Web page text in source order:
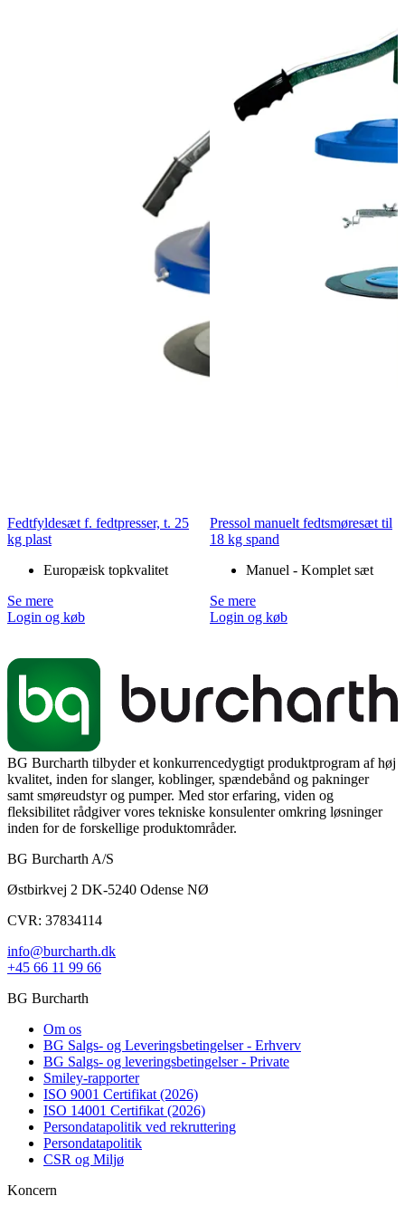
Fedtfyldesæt f. fedtpresser, t. 25
kg plast
Europæisk topkvalitet
Se mere
Login og køb
Pressol manuelt fedtsmøresæt til
18 kg spand
Manuel - Komplet sæt
Se mere
Login og køb
BG Burcharth tilbyder et konkurrencedygtigt produktprogram af høj
kvalitet, inden for slanger, koblinger, spændebånd og pakninger
samt smøreudstyr og pumper. Med stor erfaring, viden og
fleksibilitet rådgiver vores tekniske konsulenter omkring løsninger
inden for de forskellige produktområder.
BG Burcharth A/S
Østbirkvej 2 DK-5240 Odense NØ
CVR: 37834114
info@burcharth.dk
+45 66 11 99 66
BG Burcharth
Om os
BG Salgs- og Leveringsbetingelser - Erhverv
BG Salgs- og leveringsbetingelser - Private
Smiley-rapporter
ISO 9001 Certifikat (2026)
ISO 14001 Certifikat (2026)
Persondatapolitik ved rekruttering
Persondatapolitik
CSR og Miljø
Koncern